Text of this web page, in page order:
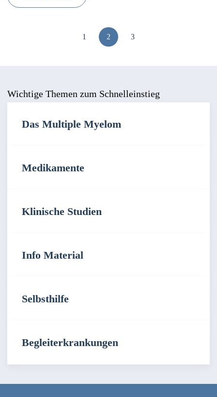
1 2 3
Wichtige Themen zum Schnelleinstieg
Das Multiple Myelom
Medikamente
Klinische Studien
Info Material
Selbsthilfe
Begleiterkrankungen